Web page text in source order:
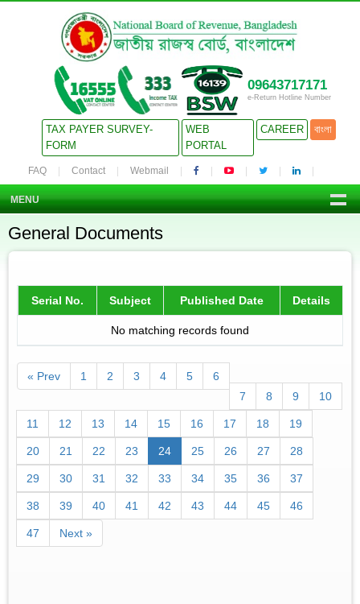
09643717171
e-Return Hotline Number
TAX PAYER SURVEY-
FORM
WEB
PORTAL
CAREER বাংলা
FAQ Contact Webmail
MENU
General Documents
Serial No. Subject Published Date Details
No matching records found
« Prev 1 2 3 4 5
6
7
8 9 10
11 12 13 14 15 16 17 18 19
20 21 22 23 24 25 26 27 28
29 30 31 32 33 34 35 36 37
38 39 40 41 42 43 44 45 46
47 Next »